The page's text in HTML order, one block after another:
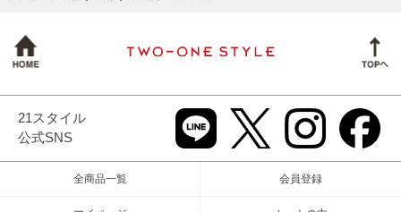
21スタイル
公式SNS
全商品一覧 会員登録